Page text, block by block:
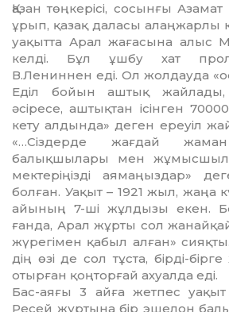
азан төңкерісі, сосынғы
ұрып, қазақ даласы алаңжарлы
уақытта Арал жағасына алыс
келді. Бұл ұшбу хат
В.Лениннен еді. Ол жолдауда
Еділ бойын аштық
әсіресе, аш­тық­тан ісінген
ке­ту алдында» деген ереуіл
«…Сіздерде жағдай
балықшылары мен
мек­теріңізді аямаңыздар»
болған. Уақыт – 1921 жыл, жаңа
айының 7-ші жұлдызы екен.
ғанда, Арал жұрты сол
жүрегімен қабыл алған»
дің өзі де сол тұста, бірді-
отырған қоң­тор­ғай ахуалда еді.
Бас-аяғы 3 айға жетпес
Ресей жұртына бір эшелон